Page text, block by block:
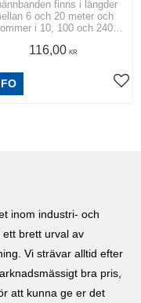
finns i längder
6 och 20 meter och
i 10, 100 och 240
116,00 KR
inom industri- och
brett urval av
Vi strävar alltid efter
bra pris,
att kunna ge er det